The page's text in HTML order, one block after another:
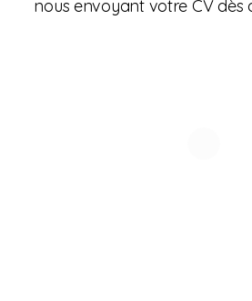
nous envoyant votre CV dès